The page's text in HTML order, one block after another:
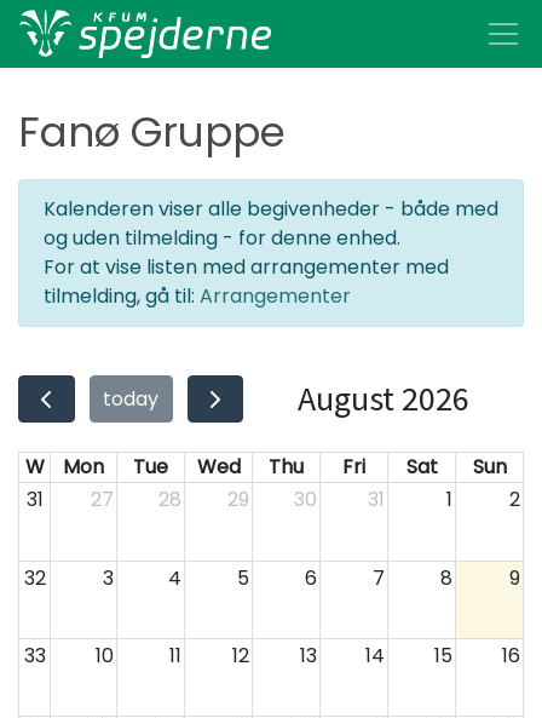
Fanø Gruppe
Kalenderen viser alle begivenheder - både med
og uden tilmelding - for denne enhed.
For at vise listen med arrangementer med
tilmelding, gå til: Arrangementer
today August 2026
W Mon Tue Wed Thu Fri Sat
Sun
31
27 28 29 30 31 1 2
32 3 4 5 6 7 8 9
33 10 11 12 13 14 15 16